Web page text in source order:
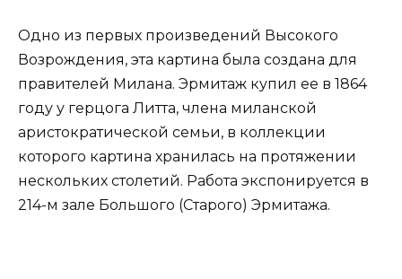
Одно из первых произведений Высокого
Возрождения, эта картина была создана для
правителей Милана. Эрмитаж купил ее в 1864
году у герцога Литта, члена миланской
аристократической семьи, в коллекции
которого картина хранилась на протяжении
нескольких столетий. Работа экспонируется в
214-м зале Большого (Старого) Эрмитажа.